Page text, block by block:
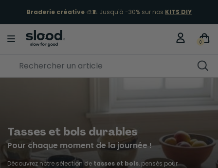
ÉCLIPSE 12 AOÛT🌖 Commandez vos lunettes !Je fonce
0
Tasses et bols durables
Pour chaque moment de la journée !
Découvrez notre sélection de tasses et bols, pensés pour